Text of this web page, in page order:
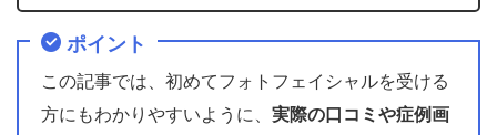
ポイント
この記事では、初めてフォトフェイシャルを受ける
方にもわかりやすいように、 実際の口コミや症例画